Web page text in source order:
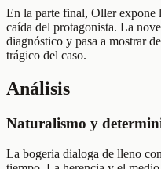
En la parte final, Oller expone
caída del protagonista. La
diagnóstico y pasa a mostrar
trágico del caso.
Análisis
Naturalismo y
La bogeria dialoga de lleno